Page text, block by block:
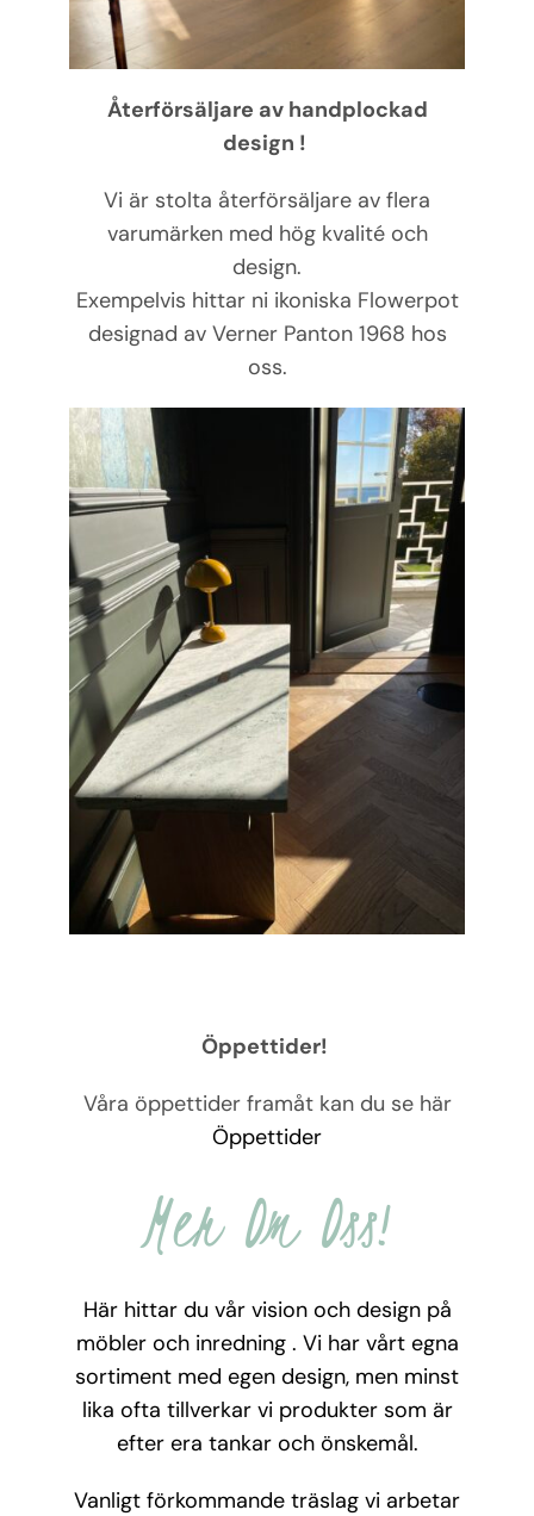
Återförsäljare av handplockad
design !
Vi är stolta återförsäljare av flera
varumärken med hög kvalité och
design.
Exempelvis hittar ni ikoniska Flowerpot
designad av Verner Panton 1968 hos
oss.
Öppettider!
Våra öppettider framåt kan du se här
Öppettider
Mer Om Oss!
Här hittar du vår vision och design på
möbler och inredning . Vi har vårt egna
sortiment med egen design, men minst
lika ofta tillverkar vi produkter som är
efter era tankar och önskemål.
Vanligt förkommande träslag vi arbetar